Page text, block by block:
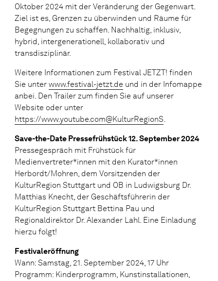
Oktober 2024 mit der Veränderung der Gegenwart.
Ziel ist es, Grenzen zu überwinden und Räume für
Begegnungen zu schaffen. Nachhaltig, inklusiv,
hybrid, intergenerationell, kollaborativ und
transdisziplinär.
Weitere Informationen zum Festival JETZT! finden
Sie unter www.festival-jetzt.de und in der Infomappe
anbei. Den Trailer zum finden Sie auf unserer
Website oder unter
https://www.youtube.com@KulturRegionS.
Save-the-Date Pressefrühstück 12. September 2024
Pressegespräch mit Frühstück für
Medienvertreter*innen mit den Kurator*innen
Herbordt/Mohren, dem Vorsitzenden der
KulturRegion Stuttgart und OB in Ludwigsburg Dr.
Matthias Knecht, der Geschäftsführerin der
KulturRegion Stuttgart Bettina Pau und
Regionaldirektor Dr. Alexander Lahl. Eine Einladung
hierzu folgt!
Festivaleröffnung
Wann: Samstag, 21. September 2024, 17 Uhr
Programm: Kinderprogramm, Kunstinstallationen,